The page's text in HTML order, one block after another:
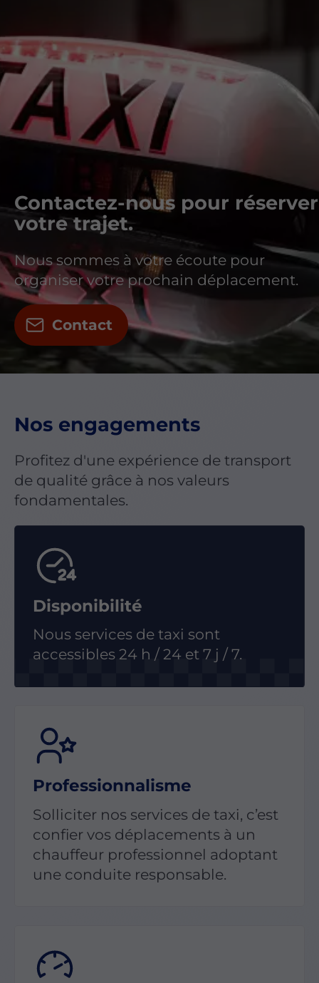
Contactez-nous pour réserver
votre trajet.
Nous sommes à votre écoute pour
organiser votre prochain déplacement.
Contact
Nos engagements
Profitez d'une expérience de transport
de qualité grâce à nos valeurs
fondamentales.
Disponibilité
Nous services de taxi sont
accessibles 24 h / 24 et 7 j / 7.
Professionnalisme
Solliciter nos services de taxi, c’est
confier vos déplacements à un
chauffeur professionnel adoptant
une conduite responsable.